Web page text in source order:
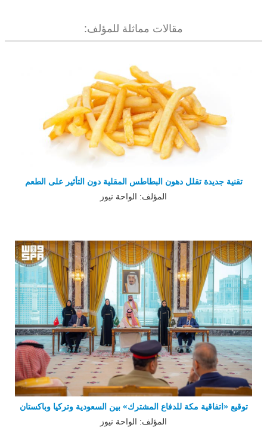
مقالات مماثلة للمؤلف:
تقنية جديدة تقلل دهون البطاطس المقلية دون التأثير على الطعم
المؤلف: الواحة نيوز
توقيع «اتفاقية مكة للدفاع المشترك» بين السعودية وتركيا وباكستان
المؤلف: الواحة نيوز